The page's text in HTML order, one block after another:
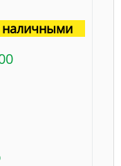
наличными